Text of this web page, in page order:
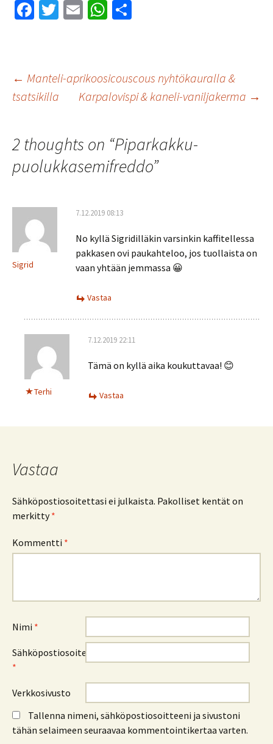
Fa
o
o
k
T
er
E
l
W
sA
p
p
Artikkelien
← Manteli-aprikoosicouscous nyhtökauralla &
tsatsikilla
Karpalovispi & kaneli-vaniljakerma →
2 thoughts on “Piparkakku-
puolukkasemifreddo”
Sigrid
7.12.2019 08:13
No kyllä Sigridilläkin varsinkin kaffitellessa
pakkasen ovi paukahteloo, jos tuollaista on
vaan yhtään jemmassa 😀
Vastaa
Terhi
7.12.2019 22:11
Tämä on kyllä aika koukuttavaa! 😊
Vastaa
Vastaa
Sähköpostiosoitettasi ei julkaista. Pakolliset kentät on
merkitty*
Kommentti *
Nimi *
Sähköpostiosoite
*
Verkkosivusto
Tallenna nimeni, sähköpostiosoitteeni ja sivustoni
tähän selaimeen seuraavaa kommentointikertaa varten.